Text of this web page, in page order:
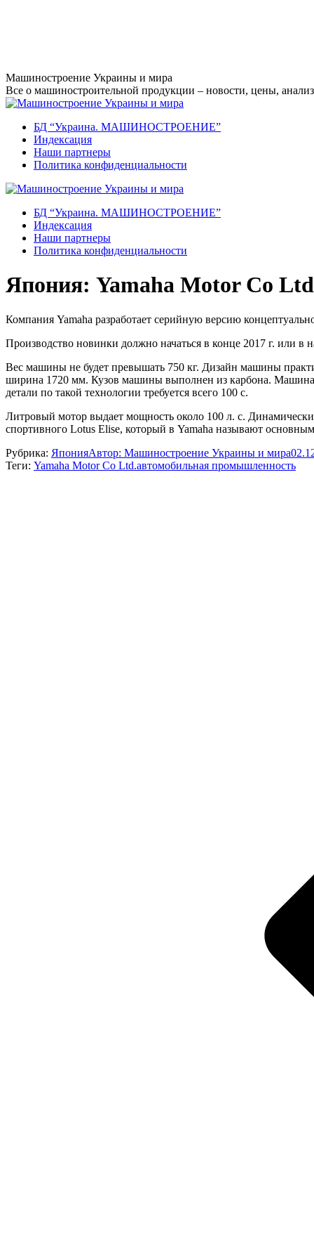
Перейти
к
содержанию
Машиностроение Украины и мира
Все о машиностроительной продукции – новости, цены,
БД “Украина. МАШИНОСТРОЕНИЕ”
Индекcация
Наши партнеры
Политика конфиденциальности
БД “Украина. МАШИНОСТРОЕНИЕ”
Индекcация
Наши партнеры
Политика конфиденциальности
Япония: Yamaha Motor Co
Компания Yamaha разработает серийную версию
Производство новинки должно начаться в конце 2017 г. или
Вес машины не будет превышать 750 кг. Дизайн машины
ширина 1720 мм. Кузов машины выполнен из карбона. Машина
детали по такой технологии требуется всего 100 с.
Литровый мотор выдает мощность около 100 л. с.
спортивного Lotus Elise, который в Yamaha называют
Рубрика: ЯпонияАвтор: Машиностроение Украины и мира
Теги: Yamaha Motor Co Ltd.автомобильная промышленность